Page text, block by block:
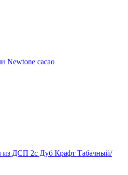
Newtone cacao
из ДСП 2с Дуб Крафт Табачный/